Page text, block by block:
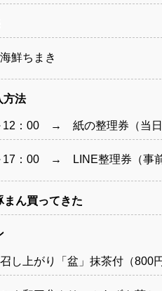
鮮ちまき
方法
12：00 → 紙の整理券（当日
17：00 → LINE整理券（事前
まん買ってきた
し上がり「盆」抹茶付（800円